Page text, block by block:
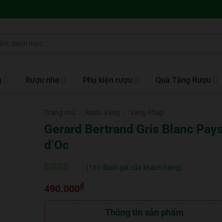
Rượu nhẹ Phụ kiện rượu Quà Tặng Rượu
Gerard Bertrand Gris Blanc
d’Oc
trênđánh
giá
(161 đánh giá của khách hàng)
490.000₫
Thông tin sản phẩm